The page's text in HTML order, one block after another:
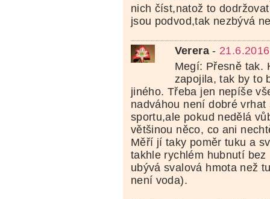
nich číst,natož to
jsou podvod,tak nezbývá
Verera-
Megí: Přesně tak.
zapojila, tak by to
jiného. Třeba jen nepíše
nadváhou není dobré
sportu,ale pokud nedělá
většinou něco, co ani
Měří jí taky poměr tuku a
takhle rychlém hubnutí
ubývá svalová hmota než
není voda).